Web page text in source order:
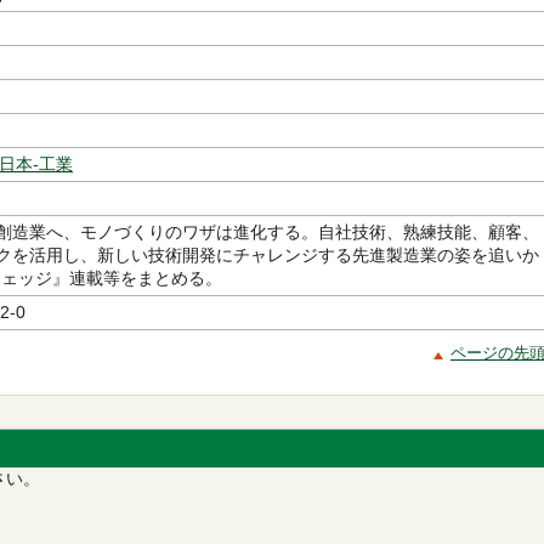
日本-工業
造業へ、モノづくりのワザは進化する。自社技術、熟練技能、顧客、
を活用し、新しい技術開発にチャレンジする先進製造業の姿を追いか
ッジ』連載等をまとめる。
0
ページの先
。